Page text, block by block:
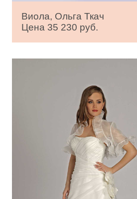
Виола, Ольга Ткач
Цена 35 230 руб.